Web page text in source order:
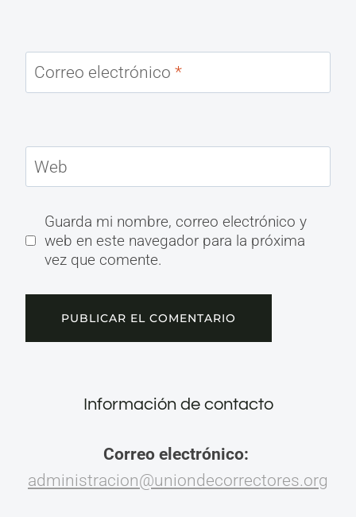
Correo electrónico *
Web
Guarda mi nombre, correo electrónico y
web en este navegador para la próxima
vez que comente.
Información de contacto
Correo electrónico:
administracion@uniondecorrectores.org